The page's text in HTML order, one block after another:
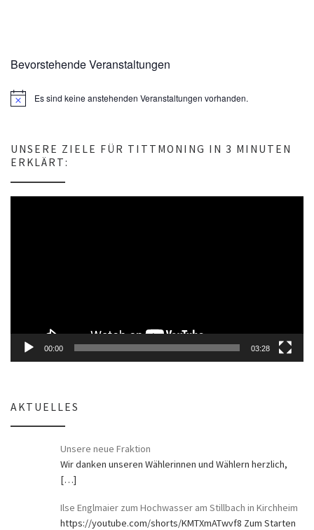
Bevorstehende Veranstaltungen
H
e
i
s
Es sind keine anstehenden Veranstaltungen vorhanden.
UNSERE ZIELE FÜR TITTMONING IN 3 MINUTEN
ERKLÄRT:
00:00 03:28
AKTUELLES
Unsere neue Fraktion
Wir danken unseren Wählerinnen und Wählern herzlich,
[…]
Ilse Englmaier zum Hochwasser am Stillbach in Kirchheim
https://youtube.com/shorts/KMTXmATwvf8 Zum Starten